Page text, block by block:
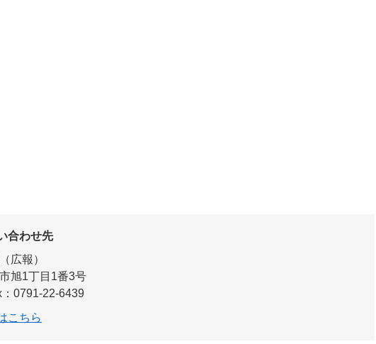
合わせ先
広報）
旭1丁目1番3号
：0791-22-6439
こちら